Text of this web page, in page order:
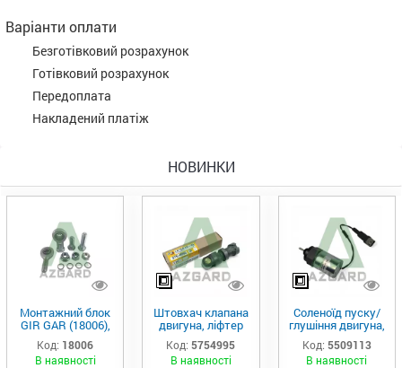
Варіанти оплати
Безготівковий розрахунок
Готівковий розрахунок
Передоплата
Накладений платіж
НОВИНКИ
Монтажний блок
GIR GAR (18006),
Аналог
Код: 18006
В наявності
Штовхач клапана
двигуна, ліфтер
(575-4995)
Код: 5754995
В наявності
Соленоїд пуску/
глушіння двигуна,
актуатор (550-
9113)
Код: 5509113
В наявності